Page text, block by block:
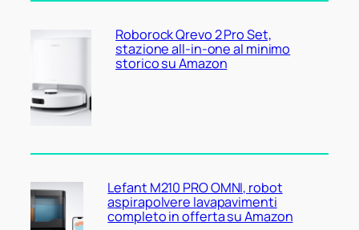
Roborock Qrevo 2 Pro Set,
stazione all-in-one al minimo
storico su Amazon
Lefant M210 PRO OMNI, robot
aspirapolvere lavapavimenti
completo in offerta su Amazon